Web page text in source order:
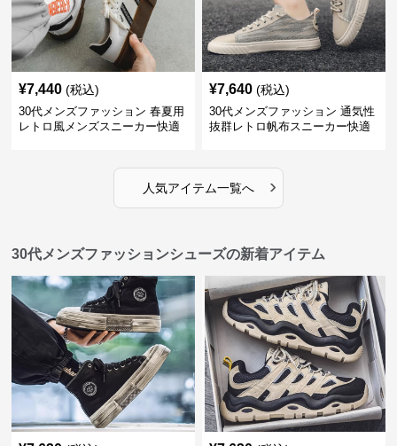
¥7,440 (税込)
30代メンズファッション 春夏用
レトロ風メンズスニーカー快適
¥7,640 (税込)
30代メンズファッション 通気性
抜群レトロ帆布スニーカー快適
人気アイテム一覧へ ›
30代メンズファッションシューズの新着アイテム